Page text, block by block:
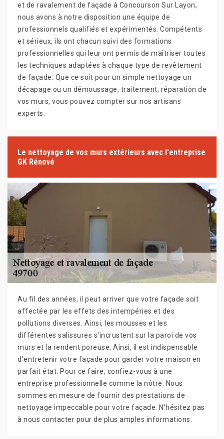
et de ravalement de façade à Concourson Sur Layon,
nous avons à notre disposition une équipe de
professionnels qualifiés et expérimentés. Compétents
et sérieux, ils ont chacun suivi des formations
professionnelles qui leur ont permis de maîtriser toutes
les techniques adaptées à chaque type de revêtement
de façade. Que ce soit pour un simple nettoyage un
décapage ou un démoussage, traitement, réparation de
vos murs, vous pouvez compter sur nos artisans
experts.
Le nettoyage de vos murs extérieurs avec l'entreprise
GK Rénové
Au fil des années, il peut arriver que votre façade soit
affectée par les effets des intempéries et des
pollutions diverses. Ainsi, les mousses et les
différentes salissures s'incrustent sur la paroi de vos
murs et la rendent poreuse. Ainsi, il est indispensable
d'entretenir votre façade pour garder votre maison en
parfait état. Pour ce faire, confiez-vous à une
entreprise professionnelle comme la nôtre. Nous
sommes en mesure de fournir des prestations de
nettoyage impeccable pour votre façade. N'hésitez pas
à nous contacter pour de plus amples informations.